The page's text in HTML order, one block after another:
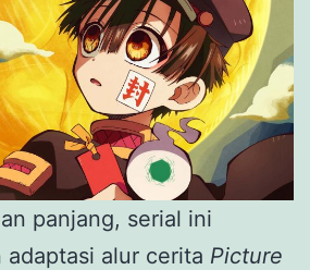
panjang, serial ini
adaptasi alur cerita Picture